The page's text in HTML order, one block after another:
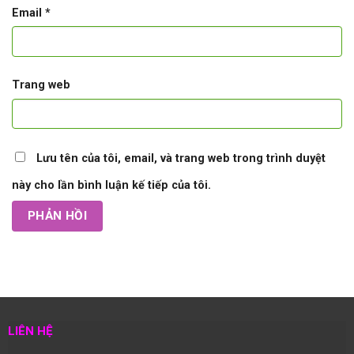
Email *
Trang web
Lưu tên của tôi, email, và trang web trong trình duyệt
này cho lần bình luận kế tiếp của tôi.
LIÊN HỆ